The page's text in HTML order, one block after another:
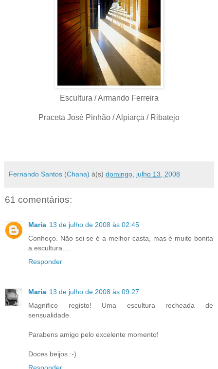
Escultura / Armando Ferreira
Praceta José Pinhão / Alpiarça / Ribatejo
Fernando Santos (Chana) à(s) domingo, julho 13, 2008
61 comentários:
Maria 13 de julho de 2008 às 02:45
Conheço. Não sei se é a melhor casta, mas é muito bonita
a escultura....
Responder
Maria 13 de julho de 2008 às 09:27
Magnifico registo! Uma escultura recheada de
sensualidade.
Parabens amigo pelo excelente momento!
Doces beijos :-)